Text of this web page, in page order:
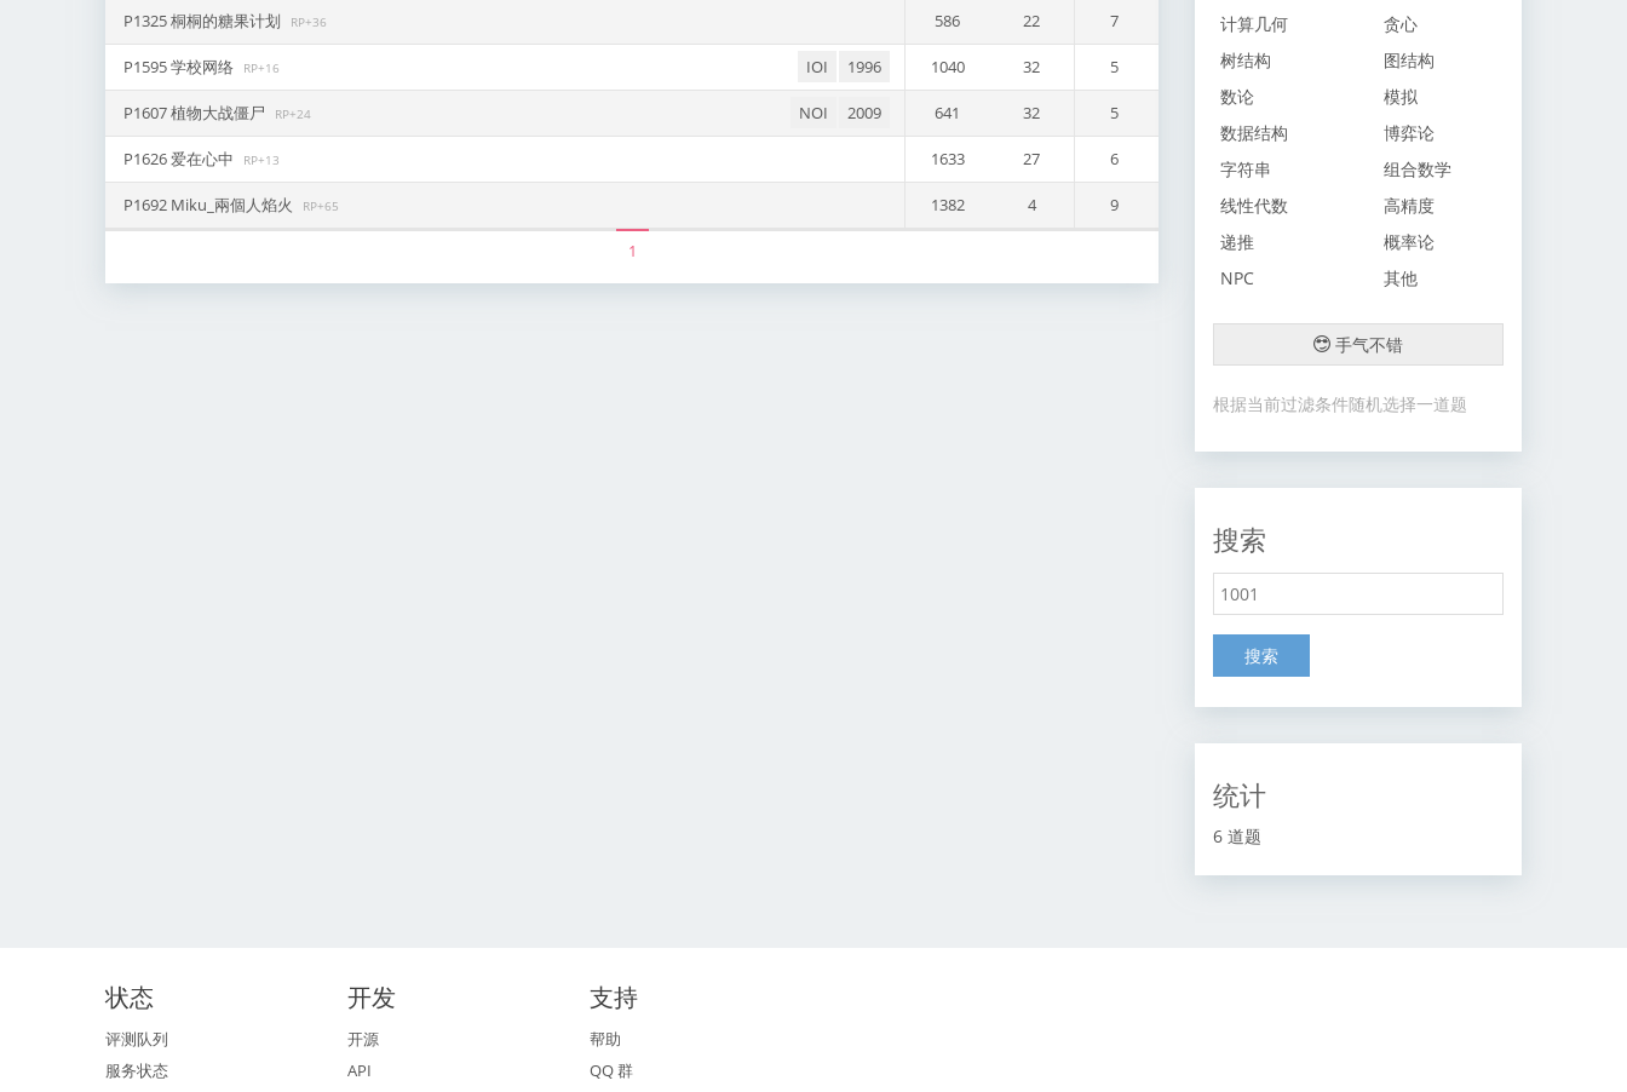
P1325 桐桐的糖果计划 RP+36 586 22 7
P1595 学校网络 RP+16 IOI 1996 1040 32 5
P1607 植物大战僵尸 RP+24 NOI 2009 641 32 5
P1626 爱在心中 RP+13 1633 27 6
P1692 Miku_兩個人焰火 RP+65 1382 4 9
1
计算几何
贪心
树结构
图结构
数论
模拟
数据结构
博弈论
字符串
组合数学
线性代数
高精度
递推
概率论
NPC
其他
手气不错
根据当前过滤条件随机选择一道题
搜索
搜索
统计
6 道题
状态
评测队列
服务状态
开发
开源
API
支持
帮助
QQ 群